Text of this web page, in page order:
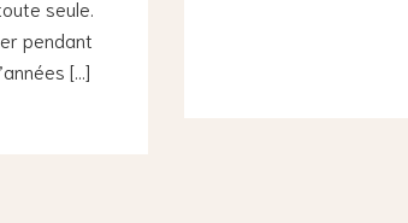
seule.
pendant
[…]